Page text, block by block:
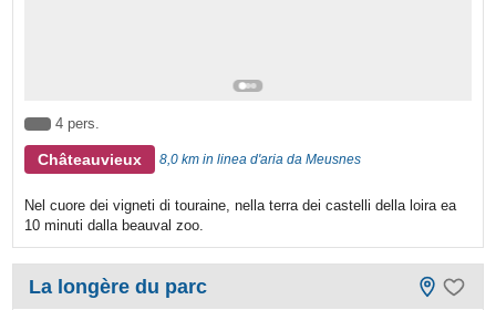
4 pers.
Châteauvieux 8,0 km in linea d'aria da Meusnes
Nel cuore dei vigneti di touraine, nella terra dei castelli della loira ea
10 minuti dalla beauval zoo.
La longère du parc